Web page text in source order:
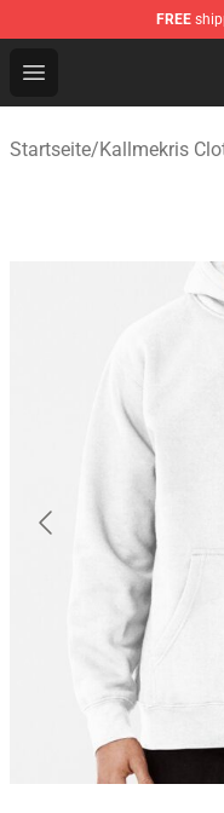
FREE
Open menu
KallMeKris Store -
Startseite/Kallmekris